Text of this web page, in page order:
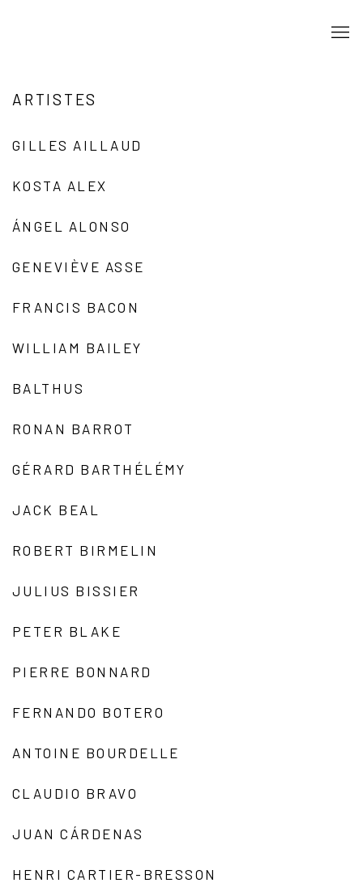
ARTISTES
GILLES AILLAUD
KOSTA ALEX
ÁNGEL ALONSO
GENEVIÈVE ASSE
FRANCIS BACON
WILLIAM BAILEY
BALTHUS
RONAN BARROT
GÉRARD BARTHÉLÉMY
JACK BEAL
ROBERT BIRMELIN
JULIUS BISSIER
PETER BLAKE
PIERRE BONNARD
FERNANDO BOTERO
ANTOINE BOURDELLE
CLAUDIO BRAVO
JUAN CÁRDENAS
HENRI CARTIER-BRESSON